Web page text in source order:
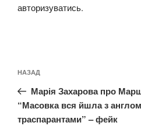
авторизуватись.
записів
Попередній
запис:
НАЗАД
Марія Захарова про
“Масовка вся йшла з
траспарантами” – фейк